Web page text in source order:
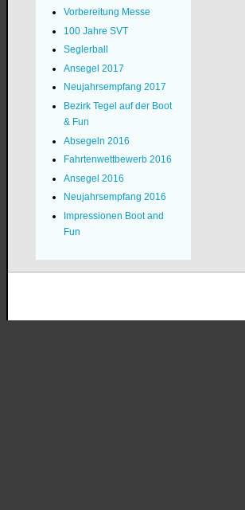
Vorbereitung Messe
100 Jahre SVT
Seglerball
Ansegel 2017
Neujahrsempfang 2017
Bezirk Tegel auf der Boot
& Fun
Absegeln 2016
Fahrtenwettbewerb 2016
Ansegel 2016
Neujahrsempfang 2016
Impressionen Boot and
Fun